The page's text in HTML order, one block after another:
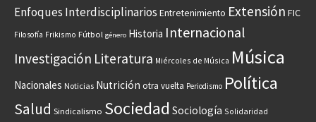
Enfoques Interdisciplinarios Entretenimiento Extensión FIC
Filosofía Frikismo Fútbol género Historia Internacional
Investigación Literatura Miércoles de Música Música
Nacionales Noticias Nutrición otra vuelta Periodismo Política
Salud Sindicalismo Sociedad Sociología Solidaridad